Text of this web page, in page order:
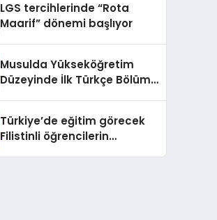
LGS tercihlerinde “Rota
Maarif” dönemi başlıyor
Musulda Yükseköğretim
Düzeyinde İlk Türkçe Bölümü
Türkiye’de eğitim görecek
Filistinli öğrencilerin